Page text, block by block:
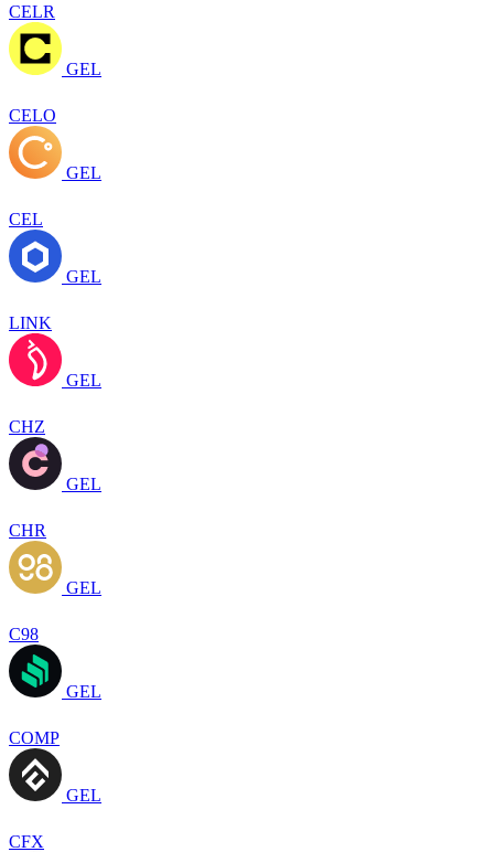
CELR
GEL
CELO
GEL
CEL
GEL
LINK
GEL
CHZ
GEL
CHR
GEL
C98
GEL
COMP
GEL
CFX